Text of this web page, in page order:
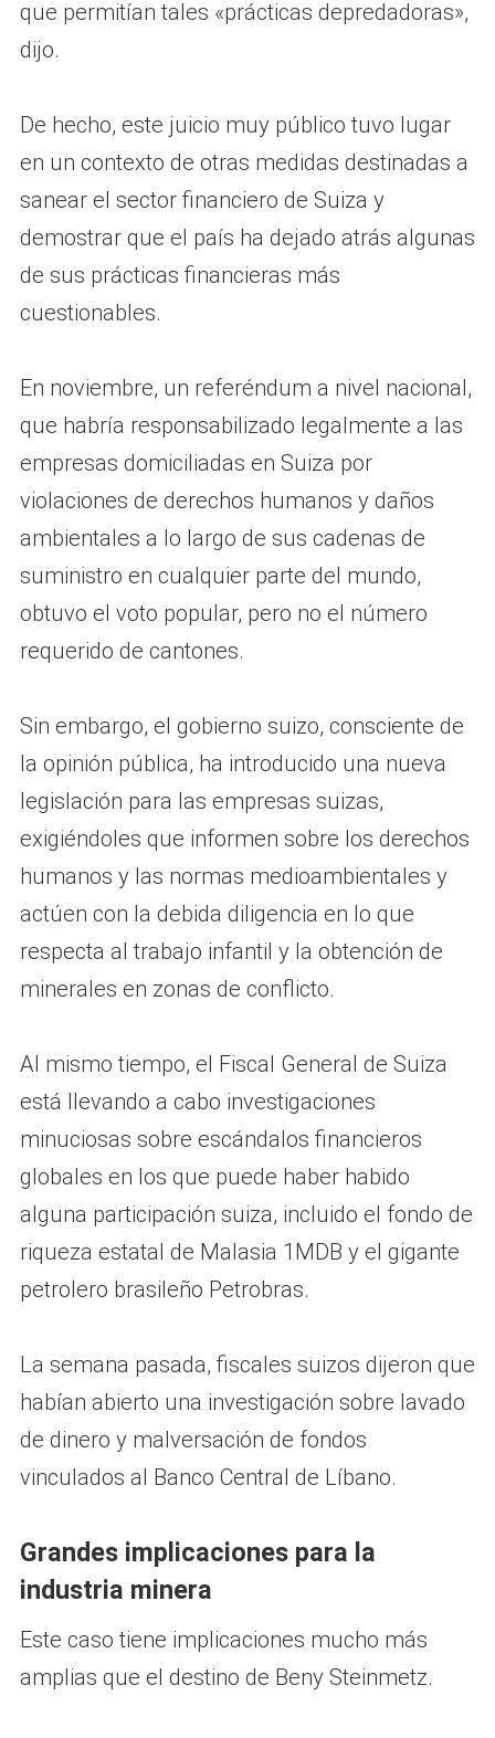
que permitían tales «prácticas depredadoras»,
dijo.
De hecho, este juicio muy público tuvo lugar
en un contexto de otras medidas destinadas a
sanear el sector financiero de Suiza y
demostrar que el país ha dejado atrás algunas
de sus prácticas financieras más
cuestionables.
En noviembre, un referéndum a nivel nacional,
que habría responsabilizado legalmente a las
empresas domiciliadas en Suiza por
violaciones de derechos humanos y daños
ambientales a lo largo de sus cadenas de
suministro en cualquier parte del mundo,
obtuvo el voto popular, pero no el número
requerido de cantones.
Sin embargo, el gobierno suizo, consciente de
la opinión pública, ha introducido una nueva
legislación para las empresas suizas,
exigiéndoles que informen sobre los derechos
humanos y las normas medioambientales y
actúen con la debida diligencia en lo que
respecta al trabajo infantil y la obtención de
minerales en zonas de conflicto.
Al mismo tiempo, el Fiscal General de Suiza
está llevando a cabo investigaciones
minuciosas sobre escándalos financieros
globales en los que puede haber habido
alguna participación suiza, incluido el fondo de
riqueza estatal de Malasia 1MDB y el gigante
petrolero brasileño Petrobras.
La semana pasada, fiscales suizos dijeron que
habían abierto una investigación sobre lavado
de dinero y malversación de fondos
vinculados al Banco Central de Líbano.
Grandes implicaciones para la
industria minera
Este caso tiene implicaciones mucho más
amplias que el destino de Beny Steinmetz.